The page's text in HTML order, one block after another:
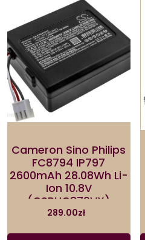
Cameron Sino Philips
FC8794 IP797
2600mAh 28.08Wh Li-
Ion 10.8V
(CSPHC879VX)
289.00zł